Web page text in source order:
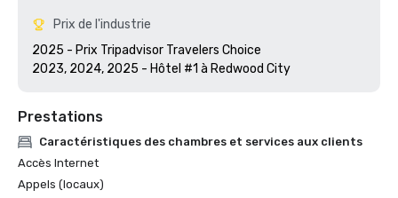
Prix de l'industrie
2025 - Prix Tripadvisor Travelers Choice
2023, 2024, 2025 - Hôtel #1 à Redwood City
Prestations
Caractéristiques des chambres et services aux clients
Accès Internet
Appels (locaux)